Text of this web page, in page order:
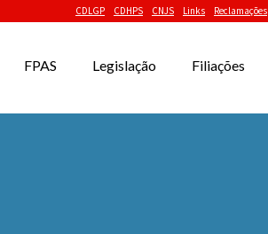
CDLGP CDHPS CNJS Links Reclamações
FPAS Legislação Filiações